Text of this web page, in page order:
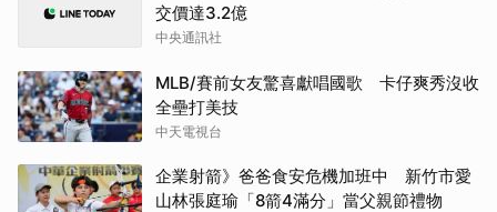
交價達3.2億
中央通訊社
MLB/賽前女友驚喜獻唱國歌 卡仔爽秀沒收
全壘打美技
中天電視台
企業射箭》爸爸食安危機加班中 新竹市愛
山林張庭瑜「8箭4滿分」當父親節禮物